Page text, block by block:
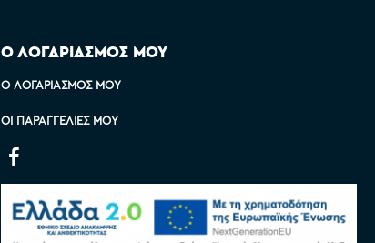
Ο ΛΟΓΑΡΙΑΣΜΟΣ ΜΟΥ
Ο ΛΟΓΑΡΙΑΣΜΌΣ ΜΟΥ
ΟΙ ΠΑΡΑΓΓΕΛΊΕΣ ΜΟΥ